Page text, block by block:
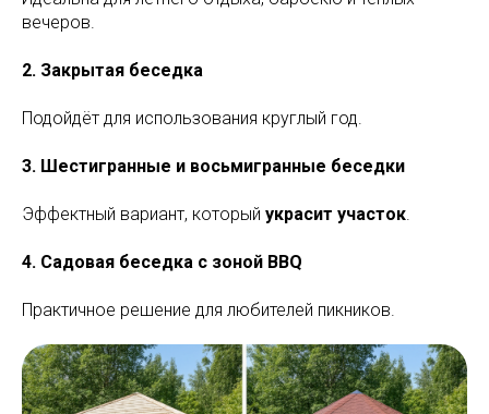
вечеров.
2. Закрытая беседка
Подойдёт для использования круглый год.
3. Шестигранные и восьмигранные беседки
Эффектный вариант, который украсит участок.
4. Садовая беседка с зоной BBQ
Практичное решение для любителей пикников.